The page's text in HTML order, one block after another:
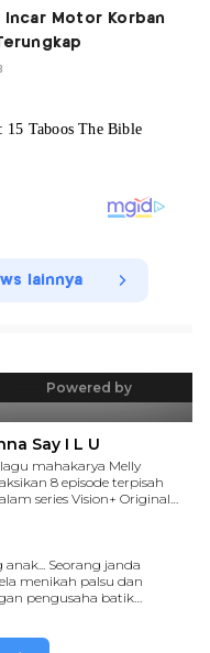
Incar Motor Korban
lainnya